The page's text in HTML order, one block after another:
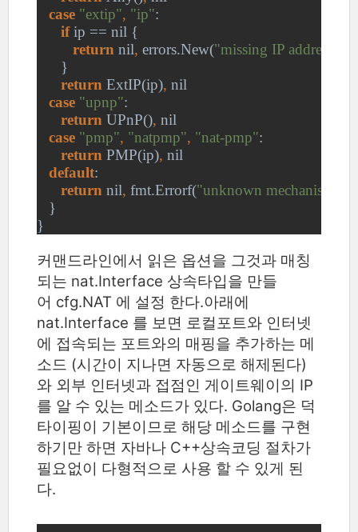
case "extip", "ip":
if ip == nil {
return nil, errors.New("missing IP address"
      }
return ExtIP(ip), nil
case "upnp":
return UPnP(), nil
case "pmp", "natpmp", "nat-pmp":
return PMP(ip), nil
default:
return nil, fmt.Errorf("unknown mechanism
   }
}
커맨드라인에서 읽은 옵션을 그것과 매칭
되는 nat.Interface 상속타입을 만들
어 cfg.NAT 에 설정 한다.아래에
nat.Interface 를 보면 로컬포트와 인터넷
에 접속되는 포트와의 매핑을 추가하는 메
소드 (시간이 지나면 자동으로 해제된다)
와 외부 인터넷과 접점인 게이트웨이의 IP
를 알 수 있는 메소드가 있다. Golang은 덕
타이핑이 기본이므로 해당 메소드를 구현
하기만 하면 자바나 C++상속코딩 절차가
필요없이 다형적으로 사용 할 수 있게 된
다.